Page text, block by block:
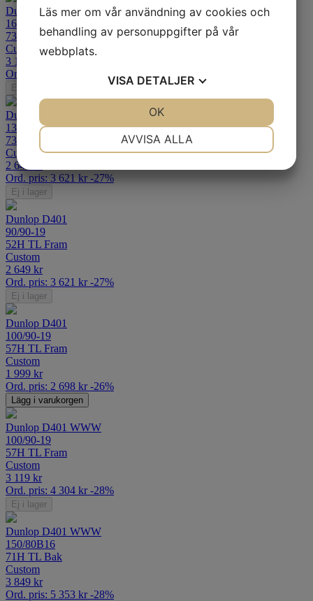
Dunlop D401
160/70B17
73H TL Bak
Custom
3 119
Ord. pris:
-28%
Ej i lager
Dunlop D401
130/90B16
73H TL Fram
Custom
2 649
Ord. pris: 3 621 kr -27%
Ej i lager
Dunlop D401
90/90-19
52H TL Fram
Custom
2 649 kr
Ord. pris: 3 621 kr -27%
Ej i lager
Dunlop D401
100/90-19
57H TL Fram
Custom
1 999 kr
Ord. pris: 2 698 kr -26%
Lägg i varukorgen
Dunlop D401 WWW
100/90-19
57H TL Fram
Custom
3 119 kr
Ord. pris: 4 304 kr -28%
Ej i lager
Dunlop D401 WWW
150/80B16
71H TL Bak
Custom
3 849 kr
Ord. pris: 5 353 kr -28%
Läs mer om vår användning av cookies och
behandling av personuppgifter på vår
webbplats.
VISA DETALJER
MARKNADSFÖRING
AVVISA ALLA
OK